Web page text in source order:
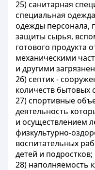
25) санитарная
специальная
одежды персонала,
защиты сырья,
готового продукта
механическими
и другими
26) септик -
количеств бытовых
27) спортивные
деятельность
и осуществлением
физкультурно-
воспитательных
детей и подростков;
28) наполняемость